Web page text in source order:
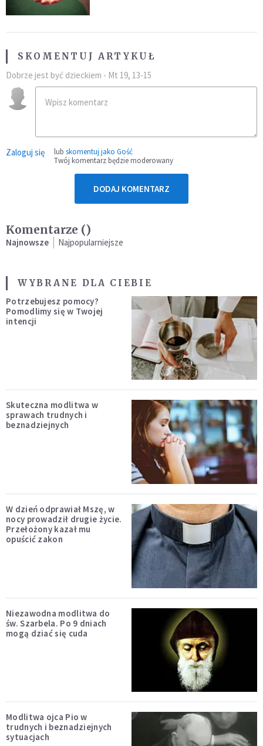
SKOMENTUJ ARTYKUŁ
Dobrze jest być dzieckiem - Mt 19, 13-15
Zaloguj się lub skomentuj jako Gość
Twój komentarz będzie moderowany
DODAJ KOMENTARZ
Komentarze ()
Najnowsze Najpopularniejsze
WYBRANE DLA CIEBIE
Potrzebujesz pomocy?
Pomodlimy się w Twojej
intencji
Skuteczna modlitwa w
sprawach trudnych i
beznadziejnych
W dzień odprawiał Mszę, w
nocy prowadził drugie życie.
Przełożony kazał mu
opuścić zakon
Niezawodna modlitwa do
św. Szarbela. Po 9 dniach
mogą dziać się cuda
Modlitwa ojca Pio w
trudnych i beznadziejnych
sytuacjach